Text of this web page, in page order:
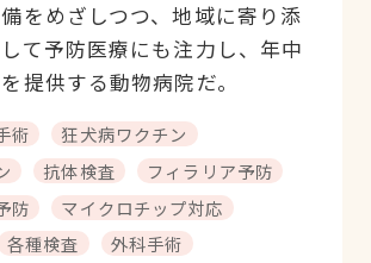
をめざしつつ、地域に寄り添
て予防医療にも注力し、年中
提供する動物病院だ。
術
狂犬病ワクチン
抗体検査
フィラリア予防
防
マイクロチップ対応
各種検査
外科手術